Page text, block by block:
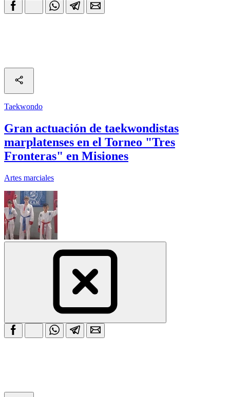
Taekwondo
Gran actuación de taekwondistas
marplatenses en el Torneo "Tres
Fronteras" en Misiones
Artes marciales